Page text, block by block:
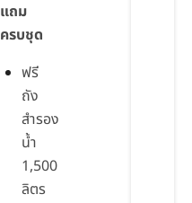
แถม
ครบชุด
ฟรี
ถัง
สำรอง
น้ำ
1,500
ลิตร